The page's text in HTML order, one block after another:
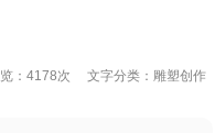
：4178次 文字分类：雕塑创作